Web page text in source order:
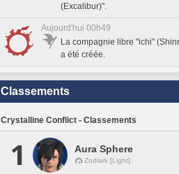
(Excalibur)".
Aujourd'hui 00h49
La compagnie libre "ichi"
a été créée.
Classements
Crystalline Conflict - Classements
1 Aura Sphere
Zodiark [Light]